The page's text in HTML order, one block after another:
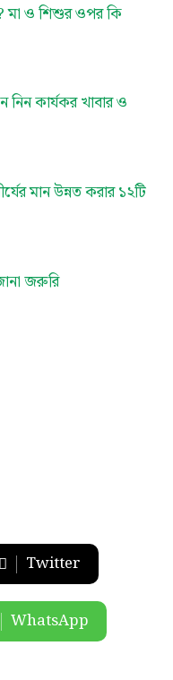
মা ও শিশুর ওপর কি
নিন কার্যকর খাবার ও
মান উন্নত করার ১২টি
জরুরি
Twitter
WhatsApp